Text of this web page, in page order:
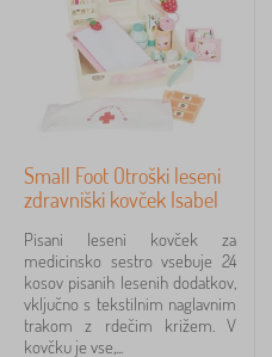
Small Foot Otroški leseni
zdravniški kovček Isabel
Pisani leseni kovček za
medicinsko sestro vsebuje 24
kosov pisanih lesenih dodatkov,
vključno s tekstilnim naglavnim
trakom z rdečim križem. V
kovčku je vse,...